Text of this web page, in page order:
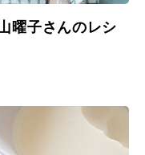
曜子さんのレシ